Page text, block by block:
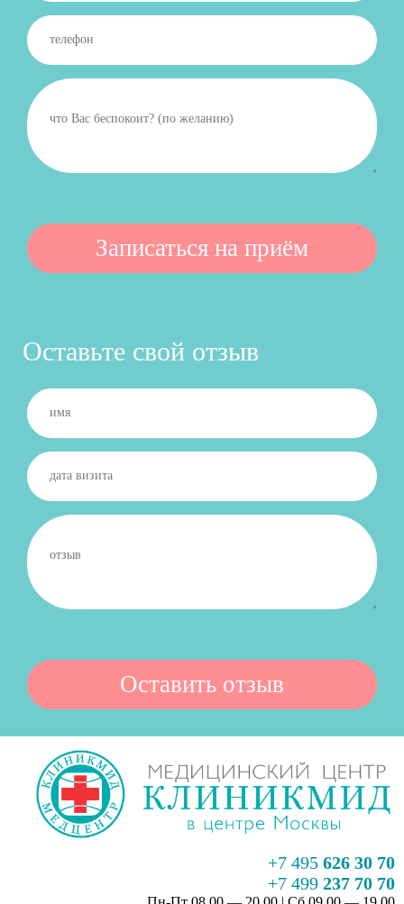
Оставьте свой отзыв
+7 495 626 30 70
+7 499 237 70 70